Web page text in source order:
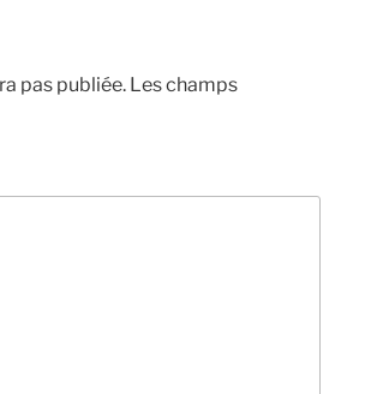
pas publiée. Les champs